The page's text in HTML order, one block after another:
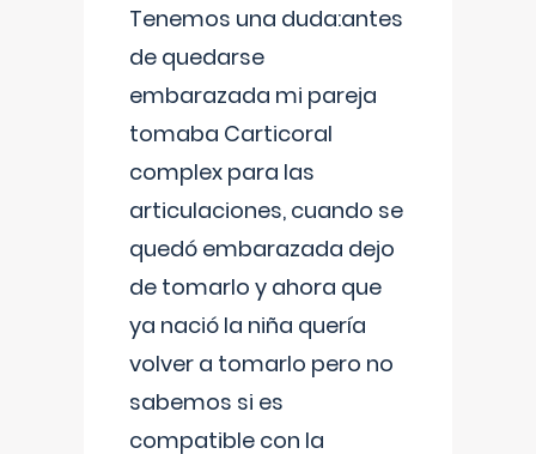
Tenemos una duda:antes
de quedarse
embarazada mi pareja
tomaba Carticoral
complex para las
articulaciones, cuando se
quedó embarazada dejo
de tomarlo y ahora que
ya nació la niña quería
volver a tomarlo pero no
sabemos si es
compatible con la